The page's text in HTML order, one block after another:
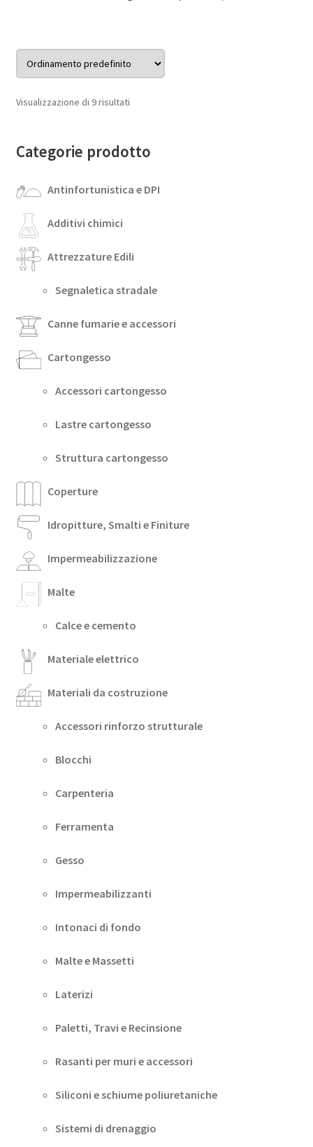
Visualizzazione di 9 risultati
Categorie prodotto
Antinfortunistica e DPI
Additivi chimici
Attrezzature Edili
Segnaletica stradale
Canne fumarie e accessori
Cartongesso
Accessori cartongesso
Lastre cartongesso
Struttura cartongesso
Coperture
Idropitture, Smalti e Finiture
Impermeabilizzazione
Malte
Calce e cemento
Materiale elettrico
Materiali da costruzione
Accessori rinforzo strutturale
Blocchi
Carpenteria
Ferramenta
Gesso
Impermeabilizzanti
Intonaci di fondo
Malte e Massetti
Laterizi
Paletti, Travi e Recinsione
Rasanti per muri e accessori
Siliconi e schiume poliuretaniche
Sistemi di drenaggio